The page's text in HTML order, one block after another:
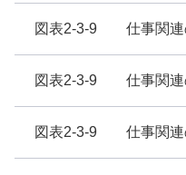
図表2-3-9 仕事関連
図表2-3-9 仕事関連
図表2-3-9 仕事関連